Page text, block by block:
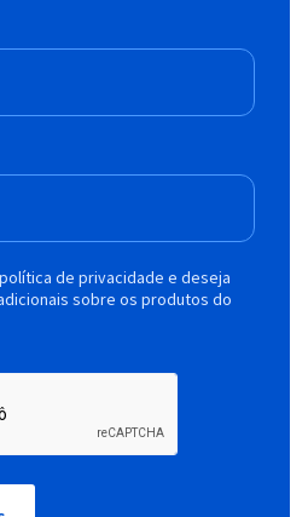
de privacidade e deseja
sobre os produtos do